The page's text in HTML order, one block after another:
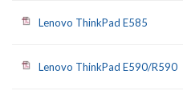
Lenovo ThinkPad E585
Lenovo ThinkPad E590/R590